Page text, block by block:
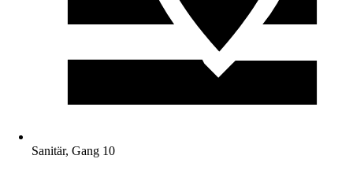
Sanitär, Gang 10